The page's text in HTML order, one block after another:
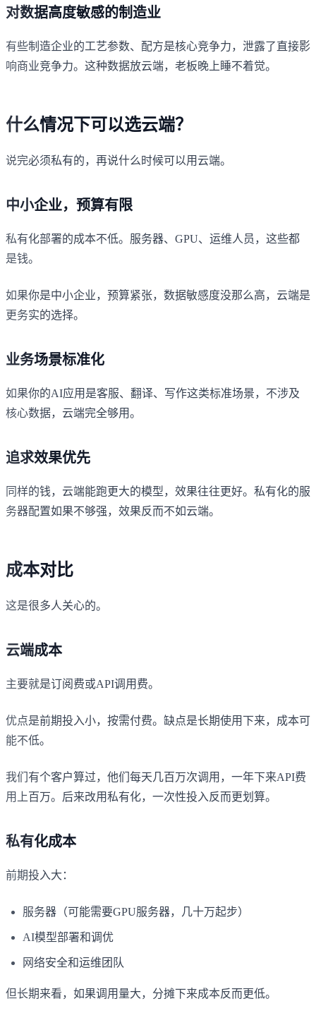
对数据高度敏感的制造业
有些制造企业的工艺参数、配方是核心竞争力，泄露了直接影
响商业竞争力。这种数据放云端，老板晚上睡不着觉。
什么情况下可以选云端？
说完必须私有的，再说什么时候可以用云端。
中小企业，预算有限
私有化部署的成本不低。服务器、GPU、运维人员，这些都
是钱。
如果你是中小企业，预算紧张，数据敏感度没那么高，云端是
更务实的选择。
业务场景标准化
如果你的AI应用是客服、翻译、写作这类标准场景，不涉及
核心数据，云端完全够用。
追求效果优先
同样的钱，云端能跑更大的模型，效果往往更好。私有化的服
务器配置如果不够强，效果反而不如云端。
成本对比
这是很多人关心的。
云端成本
主要就是订阅费或API调用费。
优点是前期投入小，按需付费。缺点是长期使用下来，成本可
能不低。
我们有个客户算过，他们每天几百万次调用，一年下来API费
用上百万。后来改用私有化，一次性投入反而更划算。
私有化成本
前期投入大：
服务器（可能需要GPU服务器，几十万起步）
AI模型部署和调优
网络安全和运维团队
但长期来看，如果调用量大，分摊下来成本反而更低。